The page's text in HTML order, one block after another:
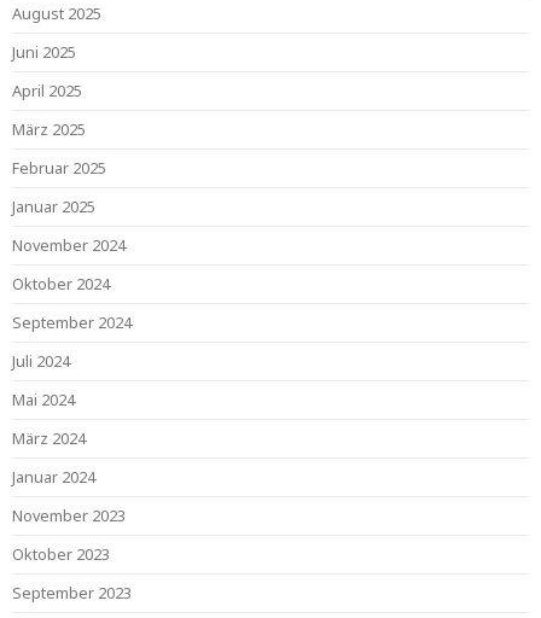
August 2025
Juni 2025
April 2025
März 2025
Februar 2025
Januar 2025
November 2024
Oktober 2024
September 2024
Juli 2024
Mai 2024
März 2024
Januar 2024
November 2023
Oktober 2023
September 2023